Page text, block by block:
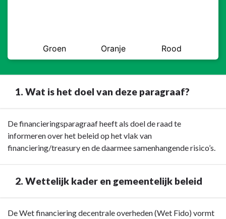
1. Wat is het doel van deze paragraaf?
Terug
naar
navigatie
De financieringsparagraaf heeft als doel de raad te
informeren over het beleid op het vlak van
financiering/treasury en de daarmee samenhangende risico’s.
2. Wettelijk kader en gemeentelijk beleid
Terug
De Wet financiering decentrale overheden (Wet Fido) vormt